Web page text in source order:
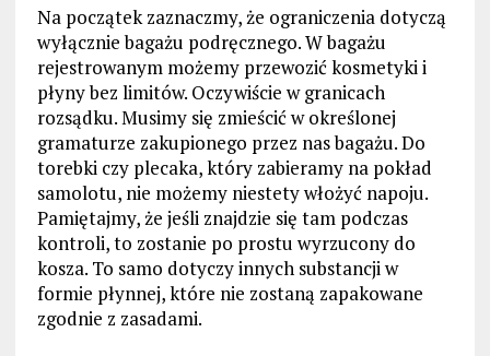
Na początek zaznaczmy, że ograniczenia dotyczą
wyłącznie bagażu podręcznego. W bagażu
rejestrowanym możemy przewozić kosmetyki i
płyny bez limitów. Oczywiście w granicach
rozsądku. Musimy się zmieścić w określonej
gramaturze zakupionego przez nas bagażu. Do
torebki czy plecaka, który zabieramy na pokład
samolotu, nie możemy niestety włożyć napoju.
Pamiętajmy, że jeśli znajdzie się tam podczas
kontroli, to zostanie po prostu wyrzucony do
kosza. To samo dotyczy innych substancji w
formie płynnej, które nie zostaną zapakowane
zgodnie z zasadami.